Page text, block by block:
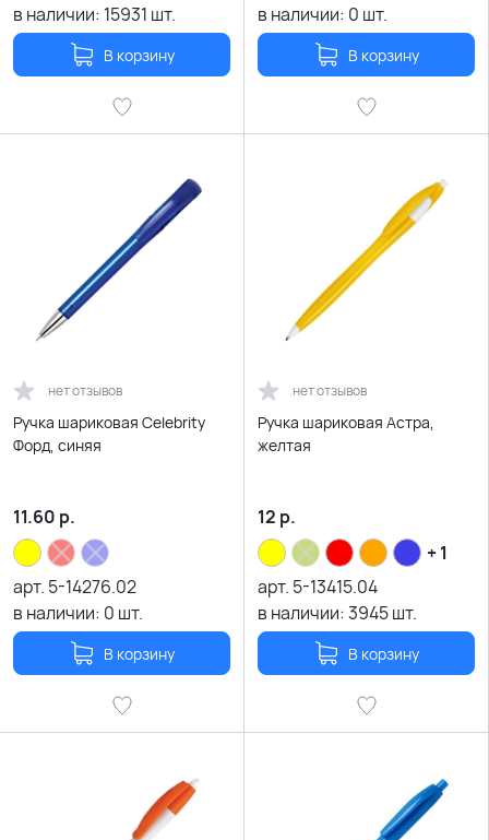
в наличии: 15931 шт.
В корзину
в наличии: 0 шт.
В корзину
нет отзывов
Ручка шариковая Celebrity
Форд, синяя
11.60 р.
арт. 5-14276.02
в наличии: 0 шт.
В корзину
нет отзывов
Ручка шариковая Астра,
желтая
12 р.
+ 1
арт. 5-13415.04
в наличии:3945шт.
В корзину